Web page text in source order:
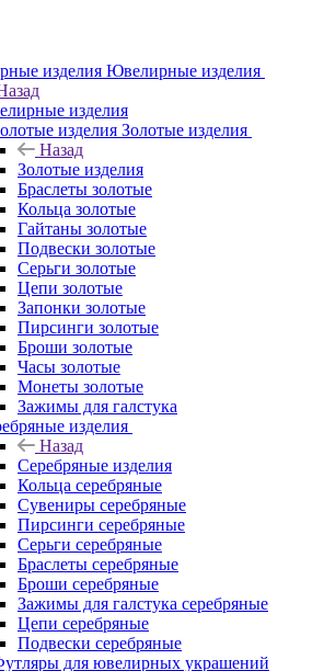
Ювелирные изделия
изделия
Золотые изделия
Назад
Золотые изделия
Браслеты золотые
Кольца золотые
Гайтаны золотые
Подвески золотые
Серьги золотые
Цепи золотые
Запонки золотые
Пирсинги золотые
Броши золотые
Часы золотые
Монеты золотые
Зажимы для галстука
изделия
Назад
Серебряные изделия
Кольца серебряные
Сувениры серебряные
Пирсинги серебряные
Серьги серебряные
Браслеты серебряные
Броши серебряные
Зажимы для галстука серебряные
Цепи серебряные
Подвески серебряные